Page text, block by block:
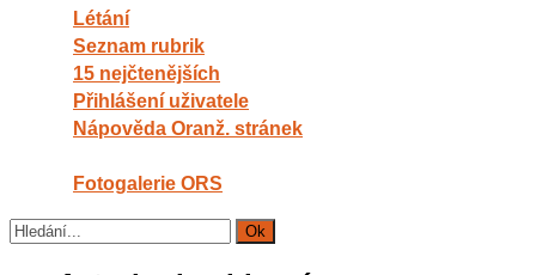
Létání
Seznam rubrik
15 nejčtenějších
Přihlášení uživatele
Nápověda Oranž. stránek
Fotogalerie ORS